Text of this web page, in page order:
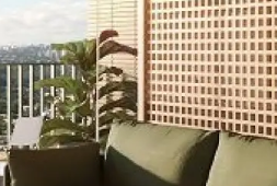
Hub de Corretores
Perfil Verificado
Anunciar imóveis